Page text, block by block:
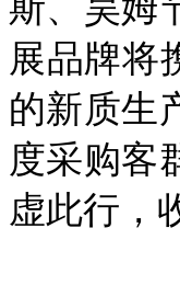
斯、昊姆
展品牌将
的新质生
度采购客
虚此行，